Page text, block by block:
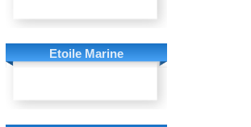
Etoile Marine